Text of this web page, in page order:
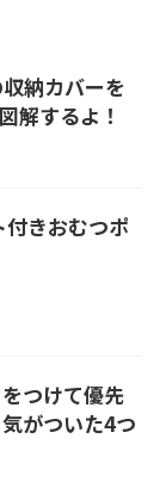
納カバーを
解するよ！
きおむつポ
つけて優先
がついた4つ